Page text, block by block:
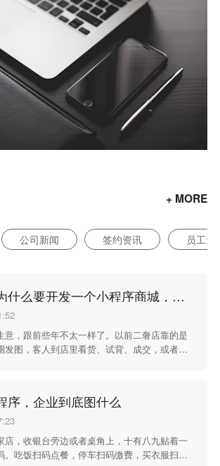
+ MORE
公司新闻 签约资讯 员工天
沈阳二奢店为什么要开发一个小程序商城，沈阳小程序开发谁家好？
意，跟前些年不太一样了。以前二奢店靠的是
发图，客人到店里看货、试背、成交，或者翻
不少生意。小程序商城在这个时候出现，对
添花，是生意上的一块重要拼图。
序，企业到底图什么
店，收银台旁边或者桌角上，十有八九贴着一
。吃饭扫码点餐，停车扫码缴费，买衣服扫码